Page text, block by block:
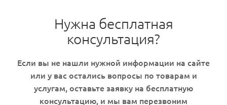
Нужна бесплатная
консультация?